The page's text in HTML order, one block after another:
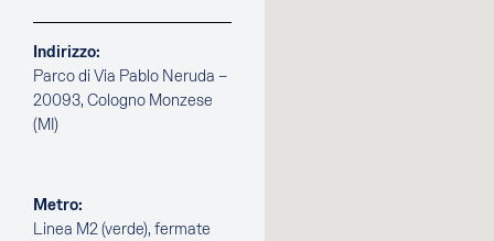
Indirizzo:
Parco di Via Pablo Neruda –
20093, Cologno Monzese
(MI)
Metro:
Linea M2 (verde), fermate